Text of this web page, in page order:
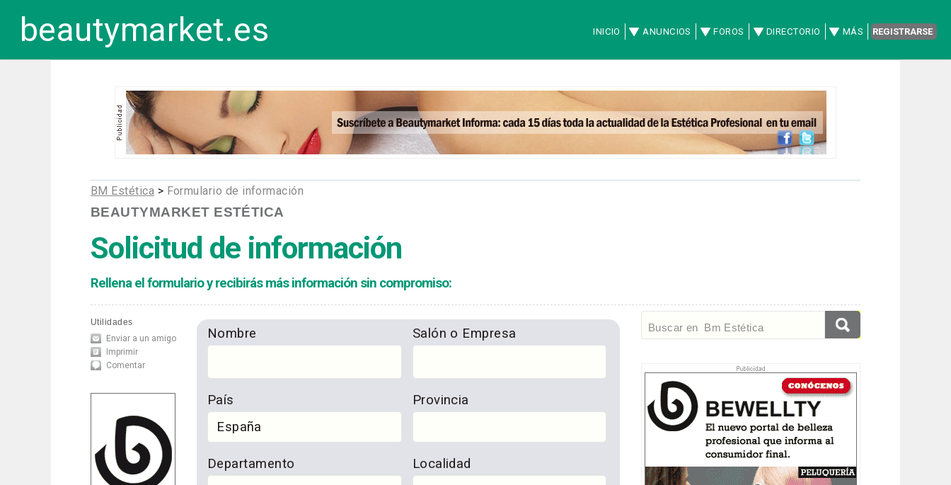
beautymarket.es INICIO ANUNCIOS FOROS DIRECTORIO MÁS REGISTRARSE
BM Estética > Formulario de información
BEAUTYMARKET ESTÉTICA
Solicitud de información
Rellena el formulario y recibirás más información sin compromiso:
Utilidades
Enviar a un amigo
Imprimir
Comentar
Nombre Salón o Empresa
País Provincia
Departamento Localidad